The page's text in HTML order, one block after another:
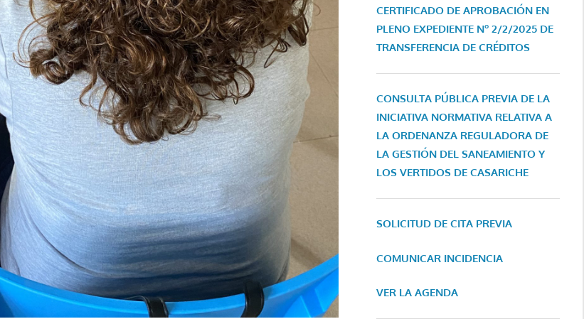
CERTIFICADO DE APROBACIÓN EN
PLENO EXPEDIENTE Nº 2/2/2025 DE
TRANSFERENCIA DE CRÉDITOS
CONSULTA PÚBLICA PREVIA DE LA
INICIATIVA NORMATIVA RELATIVA A
LA ORDENANZA REGULADORA DE
LA GESTIÓN DEL SANEAMIENTO Y
LOS VERTIDOS DE CASARICHE
SOLICITUD DE CITA PREVIA
COMUNICAR INCIDENCIA
VER LA AGENDA